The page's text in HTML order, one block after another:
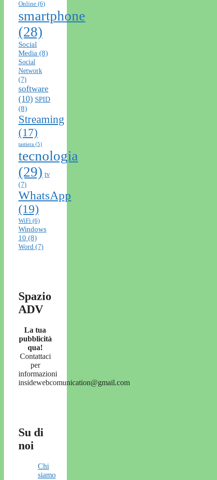
Online (6)
smartphone
(28)
Social
Media (8)
Social
Network
(7)
software
(10) SPID
(8)
Streaming
(17)
tastiera (5)
tecnologia
(29) tv
(7)
WhatsApp
(19)
WiFi (6)
Windows
10 (8)
Word (7)
Spazio
ADV
La tua
pubblicità
qua!
Contattaci
per
informazioni
insidewebcomunication@gmail.com
Su di
noi
Chi
siamo